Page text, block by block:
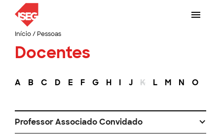
Início/ Pessoas
Docentes
A B C D E F G H I J K L M N O
Professor Associado Convidado